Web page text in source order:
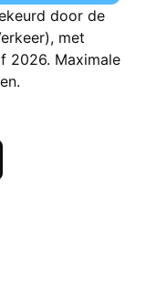
door de
met
2026. Maximale